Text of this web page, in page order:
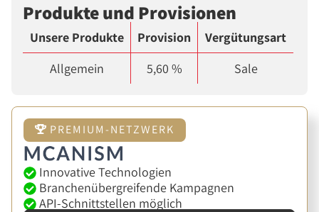
Produkte und Provisionen
Unsere Produkte Provision
Vergütungsart
Allgemein
5,60 % Sale
PREMIUM-NETZWERK
Innovative Technologien
Branchenübergreifende Kampagnen
API-Schnittstellen möglich